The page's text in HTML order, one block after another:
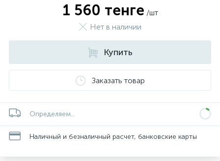
1 560 тенге /шт
Нет в наличии
Купить
Заказать товар
Определяем...
Наличный и безналичный расчет, банковские карты